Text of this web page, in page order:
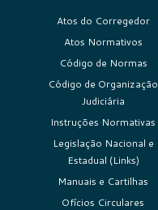
Atos do Corregedor
Atos Normativos
Código de Normas
Código de Organização
Judiciária
Instruções Normativas
Legislação Nacional e
Estadual (Links)
Manuais e Cartilhas
Ofícios Circulares